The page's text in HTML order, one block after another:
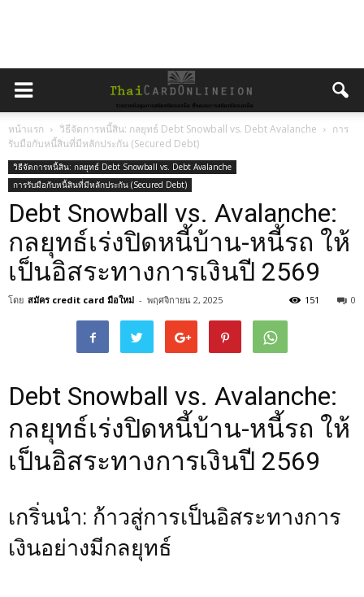
หน้าแรก วิธีจัดการหนี้สิน: กลยุทธ์ Debt Snowball vs. Debt Avalanche
การ
รับมือกับหนี้สินที่มีหลักประกัน (Secured Debt)
วิธีจัดการหนี้สิน: กลยุทธ์ Debt Snowball vs. Debt Avalanche
การรับมือกับหนี้สินที่มีหลักประกัน (Secured Debt)
Debt Snowball vs. Avalanche:
กลยุทธ์เร่งปิดหนี้บ้าน-หนี้รถ ให้
เป็นอิสระทางการเงินปี 2569
โดย สมัคร credit card มือใหม่ - พฤศจิกายน 2, 2025 0
151
Debt Snowball vs. Avalanche:
กลยุทธ์เร่งปิดหนี้บ้าน-หนี้รถ ให้
เป็นอิสระทางการเงินปี 2569
เกริ่นนำ: ก้าวสู่การเป็นอิสระทางการ
เงินอย่างมีกลยุทธ์